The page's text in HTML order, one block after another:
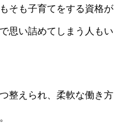
そも子育てをする資格が
思い詰めてしまう人もい
整えられ、柔軟な働き方